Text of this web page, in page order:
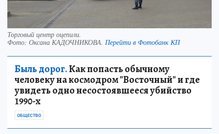
Торговый центр оцепили.
Фото: Оксана КАДОЧНИКОВА. Перейти в Фотобанк КП
Быль дорог.Как попасть обычному
человеку на космодром "Восточный" и где
увидеть одно несостоявшееся убийство
1990-х
ОБЩЕСТВО